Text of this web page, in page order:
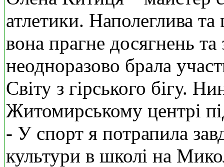
атлетики. Наполеглива
вона прагне досягнень
неодноразово брала
Світу з гірського бігу.
Житомирському центрі
- У спорт я потрапила
культури в школі на